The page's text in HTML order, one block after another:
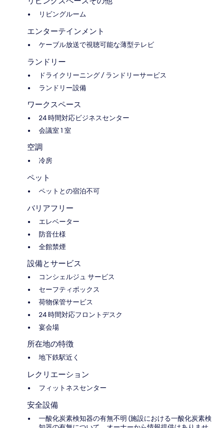
リビングルーム
エンターテインメント
ケーブル放送で視聴可能な薄型テレビ
ランドリー
ドライクリーニング / ランドリーサービス
ランドリー設備
ワークスペース
24 時間対応ビジネスセンター
会議室 1 室
空調
冷房
ペット
ペットとの宿泊不可
バリアフリー
エレベーター
防音仕様
全館禁煙
設備とサービス
コンシェルジュ サービス
セーフティボックス
荷物保管サービス
24 時間対応フロントデスク
宴会場
所在地の特徴
地下鉄駅近く
レクリエーション
フィットネスセンター
安全設備
一酸化炭素検知器の有無不明 (施設における一酸化炭素検